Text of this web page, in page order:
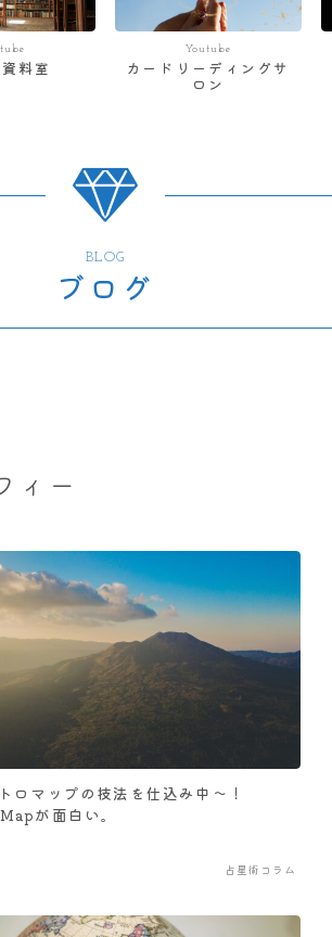
料室
Youtube
カードリーディングサ
ロン
BLOG
ブログ
ィー
ロマップの技法を仕込み中～！
が面白い。
占星術コラム